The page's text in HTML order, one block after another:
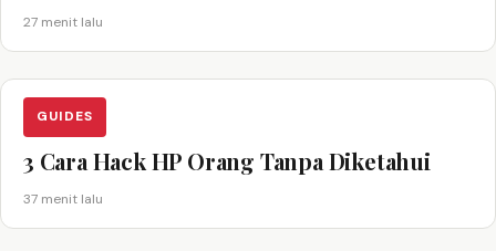
27 menit lalu
GUIDES
3 Cara Hack HP Orang Tanpa Diketahui
37 menit lalu